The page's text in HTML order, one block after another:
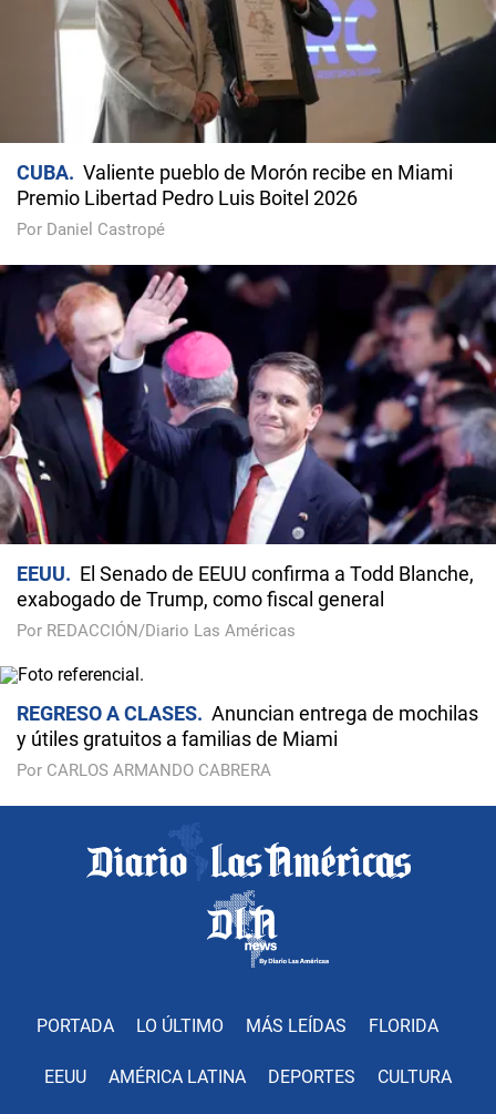
CUBA
Valiente pueblo de Morón recibe en Miami
Premio Libertad Pedro Luis Boitel 2026
Por Daniel Castropé
EEUU
El Senado de EEUU confirma a Todd Blanche,
exabogado de Trump, como fiscal general
Por REDACCIÓN/Diario Las Américas
REGRESO A CLASES
Anuncian entrega de mochilas
y útiles gratuitos a familias de Miami
Por CARLOS ARMANDO CABRERA
PORTADA LO ÚLTIMO MÁS LEÍDAS FLORIDA
EEUU AMÉRICA LATINA DEPORTES CULTURA